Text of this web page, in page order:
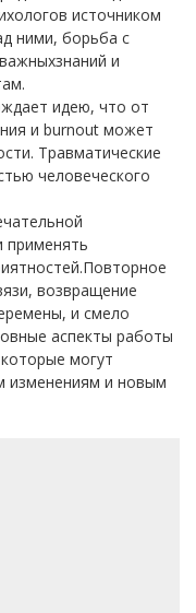
источником
ними, борьба с
и
идею, что от
и burnout может
Травматические
человеческого
применять
возвращение
и смело
аспекты работы
могут
изменениям и новым